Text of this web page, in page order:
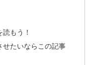
もう！
せたいならこの記事